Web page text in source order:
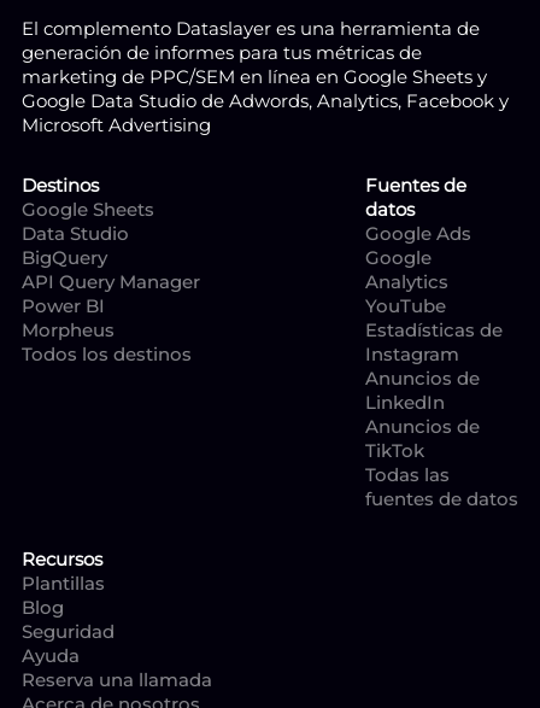
El complemento Dataslayer es una herramienta de
generación de informes para tus métricas de
marketing de PPC/SEM en línea en Google Sheets y
Google Data Studio de Adwords, Analytics, Facebook y
Microsoft Advertising
Destinos
Google Sheets
Data Studio
BigQuery
API Query Manager
Power BI
Morpheus
Todos los destinos
Fuentes de
datos
Google Ads
Google
Analytics
YouTube
Estadísticas de
Instagram
Anuncios de
LinkedIn
Anuncios de
TikTok
Todas las
fuentes de datos
Recursos
Plantillas
Blog
Seguridad
Ayuda
Reserva una llamada